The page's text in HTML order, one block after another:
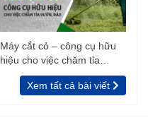
Máy cắt cỏ – công cụ hữu
hiệu cho việc chăm tỉa
vườn, rào
Xem tất cả bài viết